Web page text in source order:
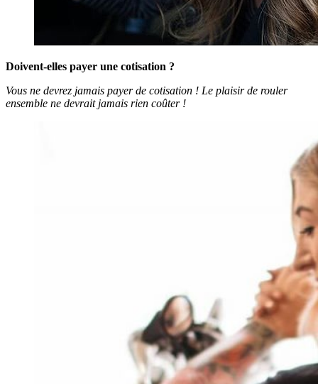
Doivent-elles payer une cotisation ?
Vous ne devrez jamais payer de cotisation ! Le plaisir de rouler
ensemble ne devrait jamais rien coûter !